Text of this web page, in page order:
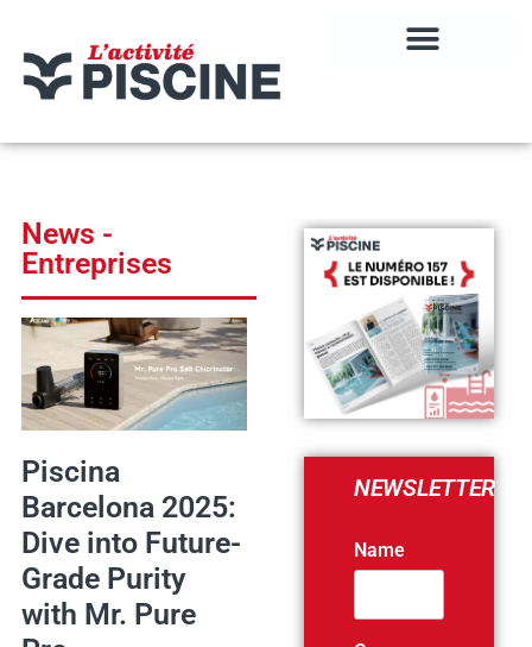
News -
Entreprises
Piscina
Barcelona 2025:
Dive into Future-
Grade Purity
with Mr. Pure
NEWSLETTER
Name